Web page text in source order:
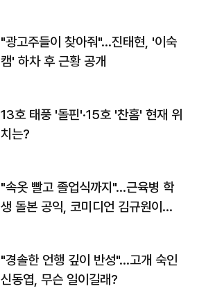
"광고주들이 찾아줘"…진태현, '이숙
캠' 하차 후 근황 공개
13호 태풍 '돌핀'·15호 '찬홈' 현재 위
치는?
"속옷 빨고 졸업식까지"…근육병 학
생 돌본 공익, 코미디언 김규원이었
"경솔한 언행 깊이 반성"…고개 숙인
신동엽, 무슨 일이길래?